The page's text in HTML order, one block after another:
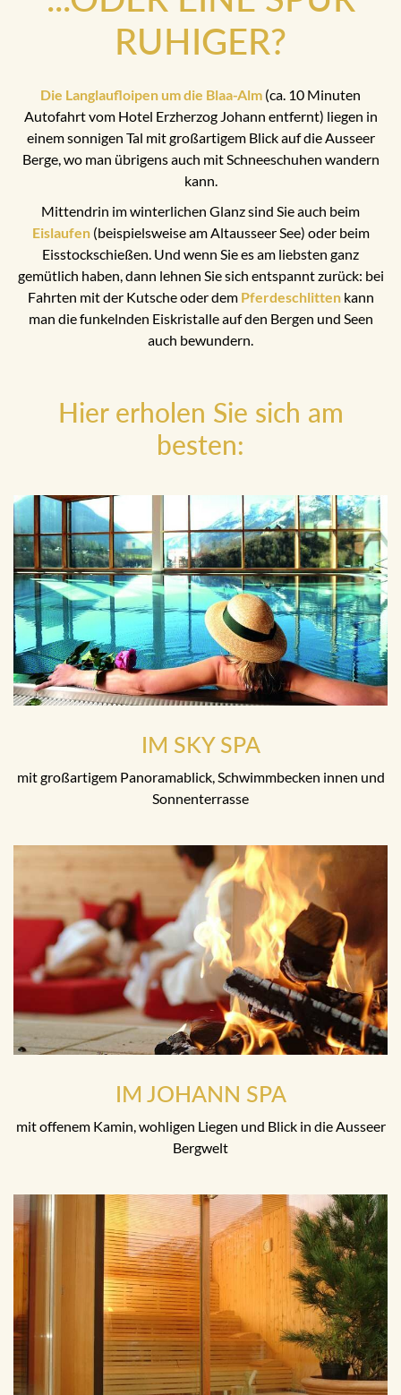
RUHIGER?
Die Langlaufloipen um die Blaa-Alm (ca. 10 Minuten
Autofahrt vom Hotel Erzherzog Johann entfernt) liegen in
einem sonnigen Tal mit großartigem Blick auf die Ausseer
Berge, wo man übrigens auch mit Schneeschuhen wandern
kann.
Mittendrin im winterlichen Glanz sind Sie auch beim
Eislaufen(beispielsweise am Altausseer See) oder beim
Eisstockschießen. Und wenn Sie es am liebsten ganz
gemütlich haben, dann lehnen Sie sich entspannt zurück: bei
Fahrten mit der Kutsche oder dem Pferdeschlittenkann
man die funkelnden Eiskristalle auf den Bergen und Seen
auch bewundern.
Hier erholen Sie sich am
besten:
IM SKY SPA
mit großartigem Panoramablick, Schwimmbecken innen und
Sonnenterrasse
IM JOHANN SPA
mit offenem Kamin, wohligen Liegen und Blick in die Ausseer
Bergwelt